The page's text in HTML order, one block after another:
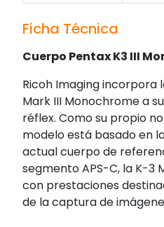
Ficha Técnica
Cuerpo Pentax K3 III
Ricoh Imaging incorpora
Mark III Monochrome a
réflex. Como su propio
modelo está basado en
actual cuerpo de
segmento APS-C, la K-3
con prestaciones
de la captura de